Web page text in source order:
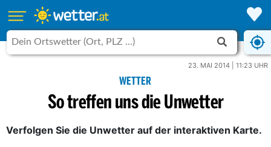
23. MAI 2014 | 11:23 UHR
WETTER
So treffen uns die Unwetter
Verfolgen Sie die Unwetter auf der interaktiven Karte.